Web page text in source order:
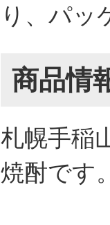
り、パッ
商品情
札幌手稲
焼酎です